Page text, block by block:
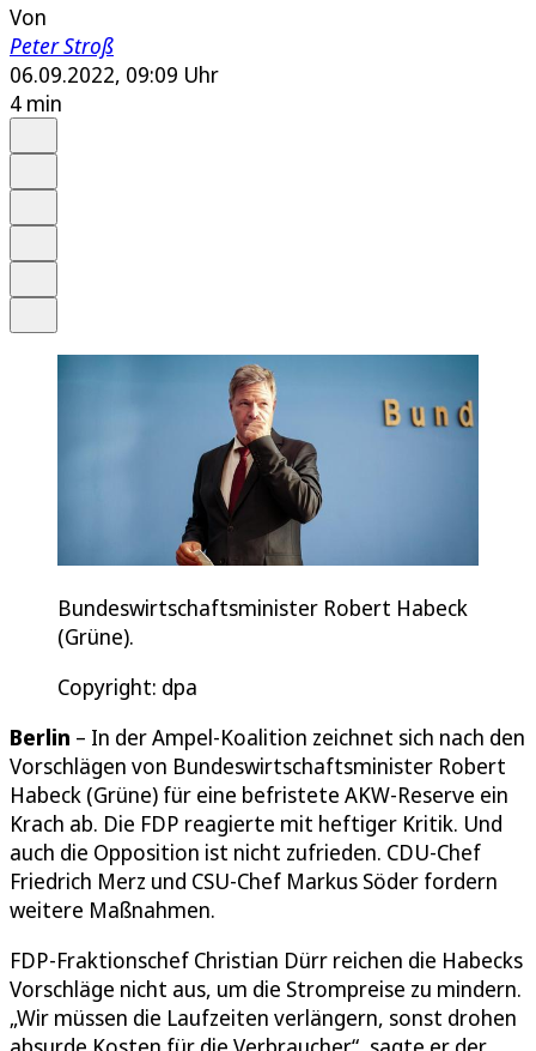
Von
Peter Stroß
06.09.2022, 09:09 Uhr
4 min
Bundeswirtschaftsminister Robert Habeck
(Grüne).
Copyright: dpa
Berlin – In der Ampel-Koalition zeichnet sich nach den
Vorschlägen von Bundeswirtschaftsminister Robert
Habeck (Grüne) für eine befristete AKW-Reserve ein
Krach ab. Die FDP reagierte mit heftiger Kritik. Und
auch die Opposition ist nicht zufrieden. CDU-Chef
Friedrich Merz und CSU-Chef Markus Söder fordern
weitere Maßnahmen.
FDP-Fraktionschef Christian Dürr reichen die Habecks
Vorschläge nicht aus, um die Strompreise zu mindern.
„Wir müssen die Laufzeiten verlängern, sonst drohen